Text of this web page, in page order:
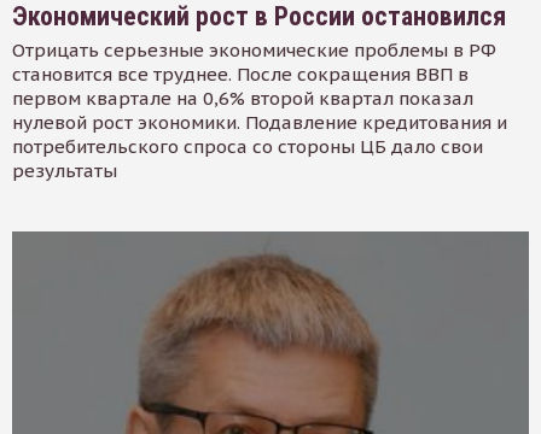
Экономический рост в России остановился
Отрицать серьезные экономические проблемы в РФ
становится все труднее. После сокращения ВВП в
первом квартале на 0,6% второй квартал показал
нулевой рост экономики. Подавление кредитования и
потребительского спроса со стороны ЦБ дало свои
результаты